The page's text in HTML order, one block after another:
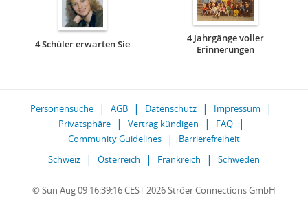
4 Schüler erwarten Sie
4 Jahrgänge voller
Erinnerungen
Personensuche AGB Datenschutz
Impressum
Privatsphäre
Vertrag kündigen
FAQ
Community Guidelines
Barrierefreiheit
Schweiz
Österreich Frankreich Schweden
© Sun Aug 09 16:39:16 CEST 2026 Ströer Connections GmbH